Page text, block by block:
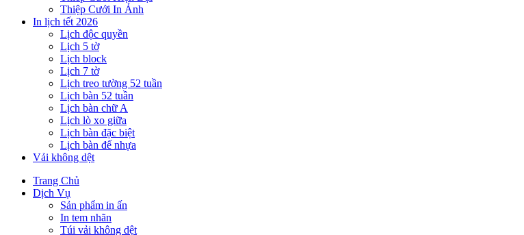
Thiệp Cưới In Ảnh
In lịch tết 2026
Lịch độc quyền
Lịch 5 tờ
Lịch block
Lịch 7 tờ
Lịch treo tường 52 tuần
Lịch bàn 52 tuần
Lịch bàn chữ A
Lịch lò xo giữa
Lịch bàn đặc biệt
Lịch bàn đế nhựa
Vải không dệt
Trang Chủ
Dịch Vụ
Sản phẩm in ấn
In tem nhãn
Túi vải không dệt